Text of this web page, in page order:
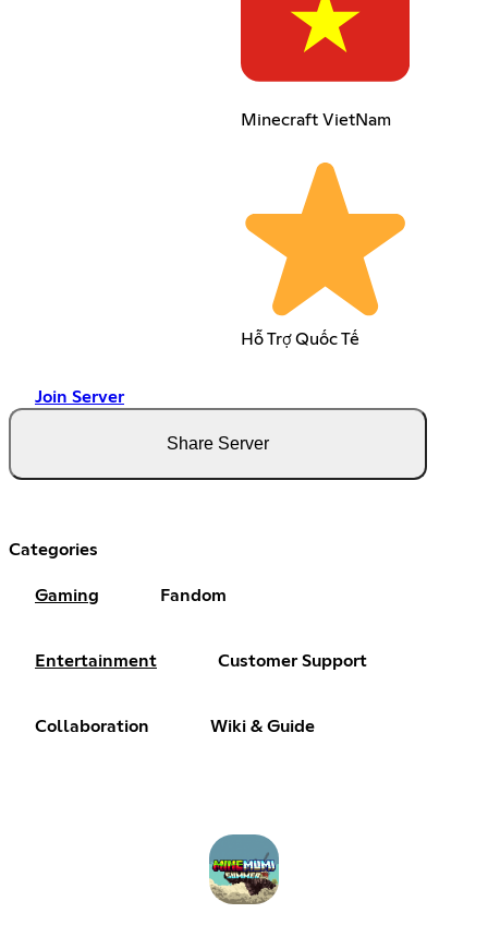
Minecraft VietNam
Hỗ Trợ Quốc Tế
Join Server
Share Server
Categories
Gaming Fandom
Entertainment Customer Support
Collaboration Wiki & Guide